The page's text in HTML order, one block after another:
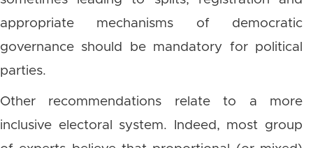
appropriate mechanisms of democratic
governance should be mandatory for political
parties.
Other recommendations relate to a more
inclusive electoral system. Indeed, most group